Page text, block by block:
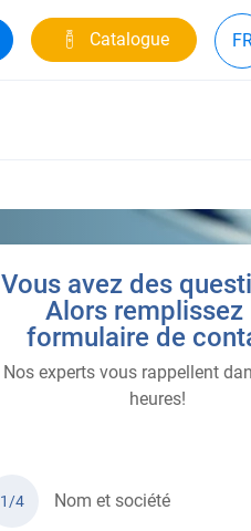
Catalogue
Vous avez des
Alors remplissez
formulaire de
Nos experts vous rappellent
heures!
1/4 Nom et société